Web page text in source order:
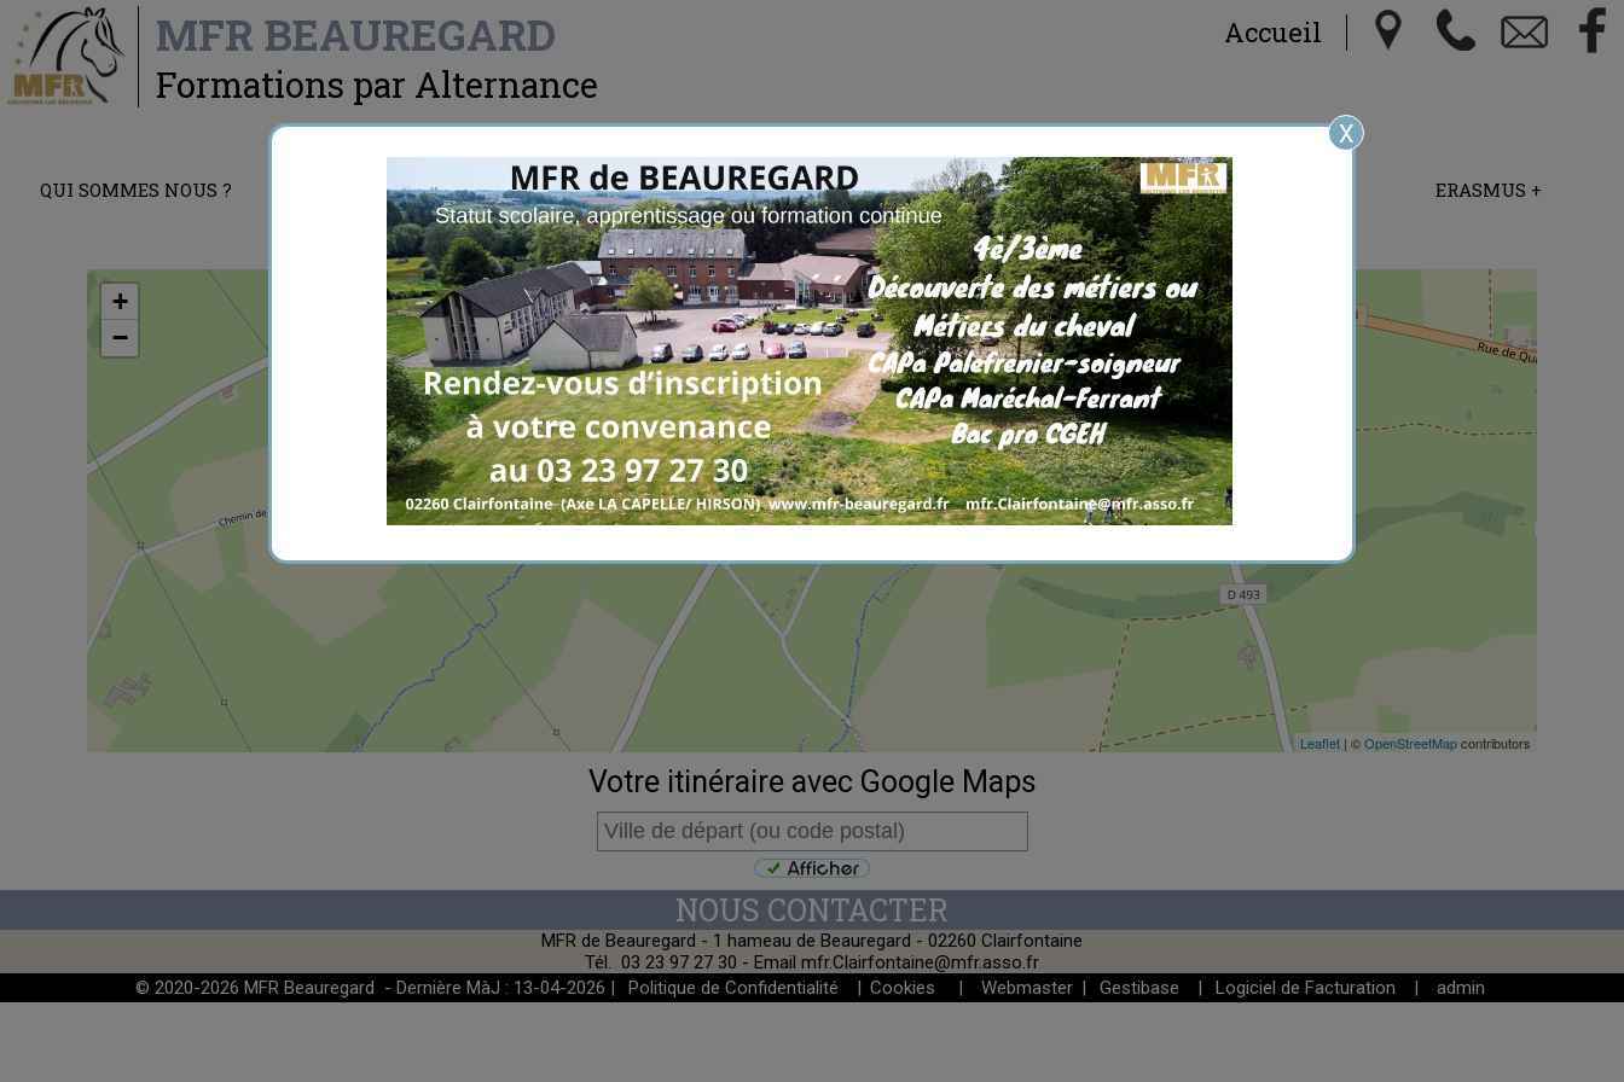
X
MFR BEAUREGARD
Formations par Alternance
Accueil
QUI SOMMES NOUS ? LES FORMATIONS LA VIE A LA MFR APPRENTISSAGE STATISTIQUES ERASMUS +
Plan d'accès
MFR de Beauregard
1 hameau de Beauregard
02260 Clairfontaine
Lat: 49.95857349392165; Long :
3.9723914893163794
×
+
−
Leaflet | ©OpenStreetMapcontributors
Votre itinéraire avec Google Maps
MFR de Beauregard - 1 hameau de Beauregard - 02260 Clairfontaine
Tél. 03 23 97 27 30 - Email mfr.Clairfontaine@mfr.asso.fr
© 2020-2026 MFR Beauregard - Dernière MàJ : 13-04-2026 |
Politique de Confidentialité | Cookies | Webmaster | Gestibase | Logiciel de Facturation | admin